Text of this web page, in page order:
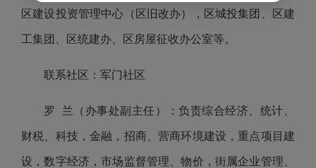
区建设投资管理中心（区旧改办），区城投集团、区建
工集团、区统建办、区房屋征收办公室等。
联系社区：军门社区
罗 兰（办事处副主任）：负责综合经济、统计、
财税、科技，金融，招商、营商环境建设，重点项目建
设，数字经济，市场监督管理、物价，街属企业管理、